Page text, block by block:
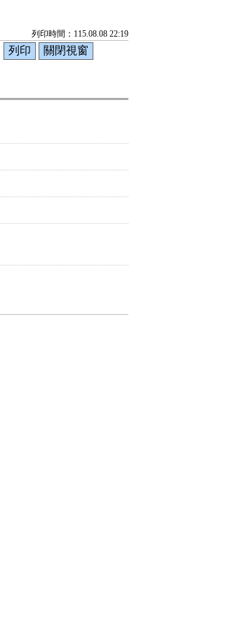
列印時間：115.08.08 22:19